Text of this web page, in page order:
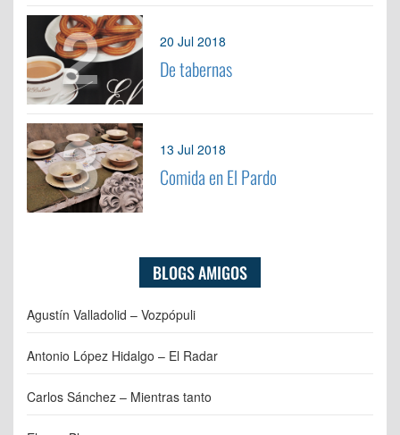
2 20 Jul 2018
De tabernas
3 13 Jul 2018
Comida en El Pardo
BLOGS AMIGOS
Agustín Valladolid – Vozpópuli
Antonio López Hidalgo – El Radar
Carlos Sánchez – Mientras tanto